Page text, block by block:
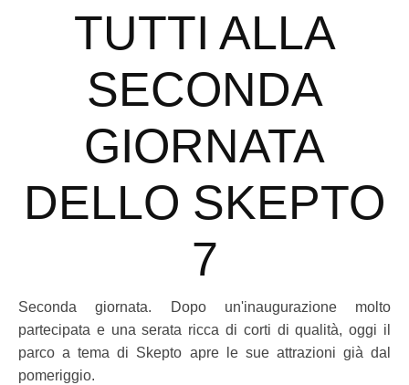
TUTTI ALLA
SECONDA
GIORNATA
DELLO SKEPTO
7
Seconda giornata. Dopo un'inaugurazione molto
partecipata e una serata ricca di corti di qualità, oggi il
parco a tema di Skepto apre le sue attrazioni già dal
pomeriggio.